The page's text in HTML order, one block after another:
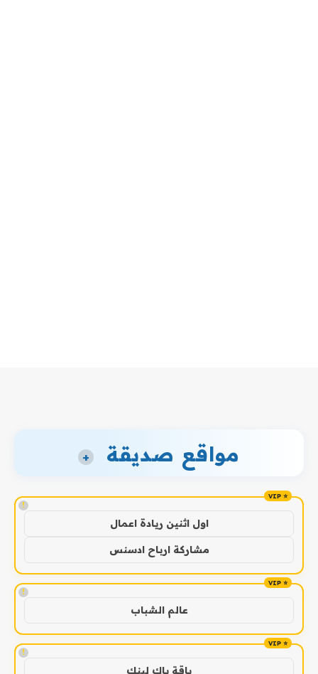
مواقع صديقة +
!
اول اثنين ريادة اعمال
مشاركة ارباح ادسنس
!
عالم الشباب
!
باقة باك لينك